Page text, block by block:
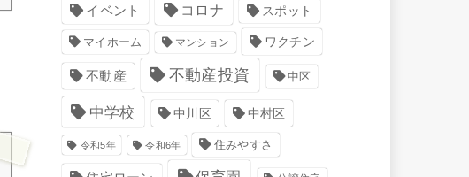
イベント コロナ スポット
マイホーム マンション ワクチン
不動産 不動産投資 中区
中学校 中川区 中村区
令和5年 令和6年 住みやすさ